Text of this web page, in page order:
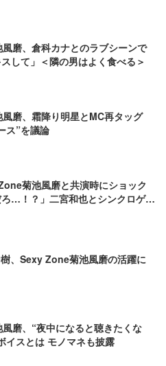
磨、倉科カナとのラブシーンで
して」＜隣の男はよく食べる＞
磨、霜降り明星とMC再タッグ
ス”を議論
菊池風磨と共演時にショック
…！？」二宮和也とシンクロゲー
、Sexy Zone菊池風磨の活躍に
磨、“夜中になると聴きたくな
イスとは モノマネも披露